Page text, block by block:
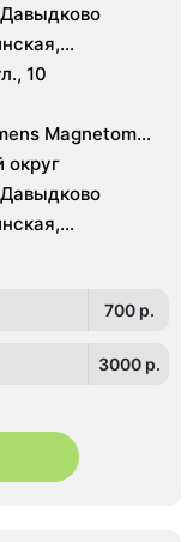
10
Magnetom
CT660 64
УЗИ
округ
700 p.
3000 p.